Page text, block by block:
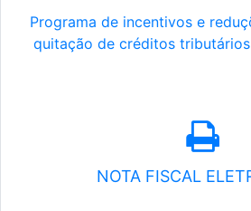
Programa de incentivos e
quitação de créditos
NOTA FISCAL